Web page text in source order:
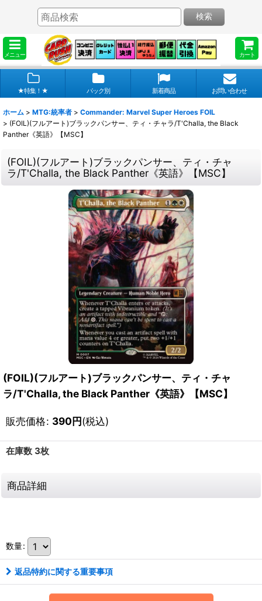
メニュー カート
検索
★特集！★ パック別 新着商品 お問い合わせ
ホーム > MTG:統率者 > Commander: Marvel Super Heroes FOIL
> (FOIL)(フルアート)ブラックパンサー、ティ・チャラ/T'Challa, the Black
Panther《英語》【MSC】
(FOIL)(フルアート)ブラックパンサー、ティ・チャ
ラ/T'Challa, the Black Panther《英語》【MSC】
(FOIL)(フルアート)ブラックパンサー、ティ・チャ
ラ/T'Challa, the Black Panther《英語》【MSC】
販売価格: 390円(税込)
在庫数 3枚
商品詳細
数量:
返品特約に関する重要事項